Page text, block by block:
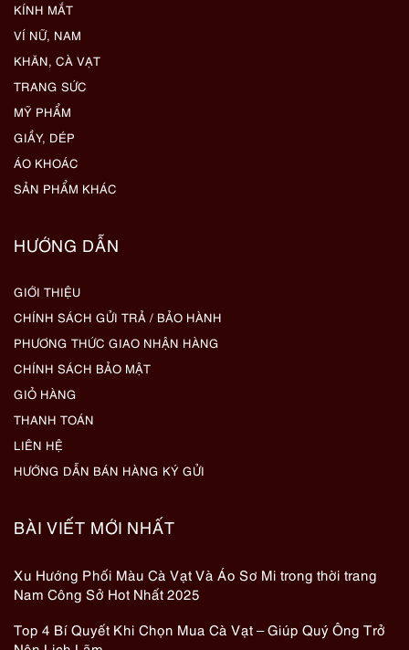
KÍNH MẮT
VÍ NỮ, NAM
KHĂN, CÀ VẠT
TRANG SỨC
MỸ PHẨM
GIẦY, DÉP
ÁO KHOÁC
SẢN PHẨM KHÁC
HƯỚNG DẪN
GIỚI THIỆU
CHÍNH SÁCH GỬI TRẢ / BẢO HÀNH
PHƯƠNG THỨC GIAO NHẬN HÀNG
CHÍNH SÁCH BẢO MẬT
GIỎ HÀNG
THANH TOÁN
LIÊN HỆ
HƯỚNG DẪN BÁN HÀNG KÝ GỬI
BÀI VIẾT MỚI NHẤT
Xu Hướng Phối Màu Cà Vạt Và Áo Sơ Mi trong thời trang
Nam Công Sở Hot Nhất 2025
Top 4 Bí Quyết Khi Chọn Mua Cà Vạt – Giúp Quý Ông Trở